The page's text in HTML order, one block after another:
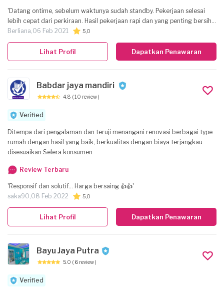
'Datang ontime, sebelum waktunya sudah standby. Pekerjaan selesai
lebih cepat dari perkiraan. Hasil pekerjaan rapi dan yang penting bersih.
Sampah2 kerja dibawa pulang sendiri. Pekerja sopan, sempat
berhalangan kerja sesuai janji awal namun minta maaf dengan baik,
padahal bukan kesalahan sendiri. Diberikan garansi jika ada yg kurang
untuk dicat kembali. Ongkos material sesuai bon nota, dan alat2 yang
memberikan saya option untuk memilih tukang berkualitas.'
Berliana,06 Feb 2021 5,0
Dapatkan Penawaran
Lihat Profil
Babdar jaya mandiri
4.8 ( 10 review )
Verified
Ditempa dari pengalaman dan teruji menangani renovasi berbagai type
rumah dengan hasil yang baik, berkualitas dengan biaya terjangkau
disesuaikan Selera konsumen
Review Terbaru
'Responsif dan solutif... Harga bersaing 👍👍'
saka90,08 Feb 2022 5,0
Dapatkan Penawaran
Lihat Profil
Bayu Jaya Putra
5.0 ( 6 review )
Verified